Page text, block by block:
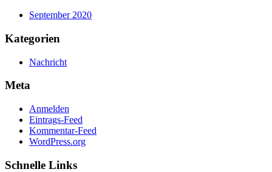
September 2020
Kategorien
Nachricht
Meta
Anmelden
Eintrags-Feed
Kommentar-Feed
WordPress.org
Schnelle Links